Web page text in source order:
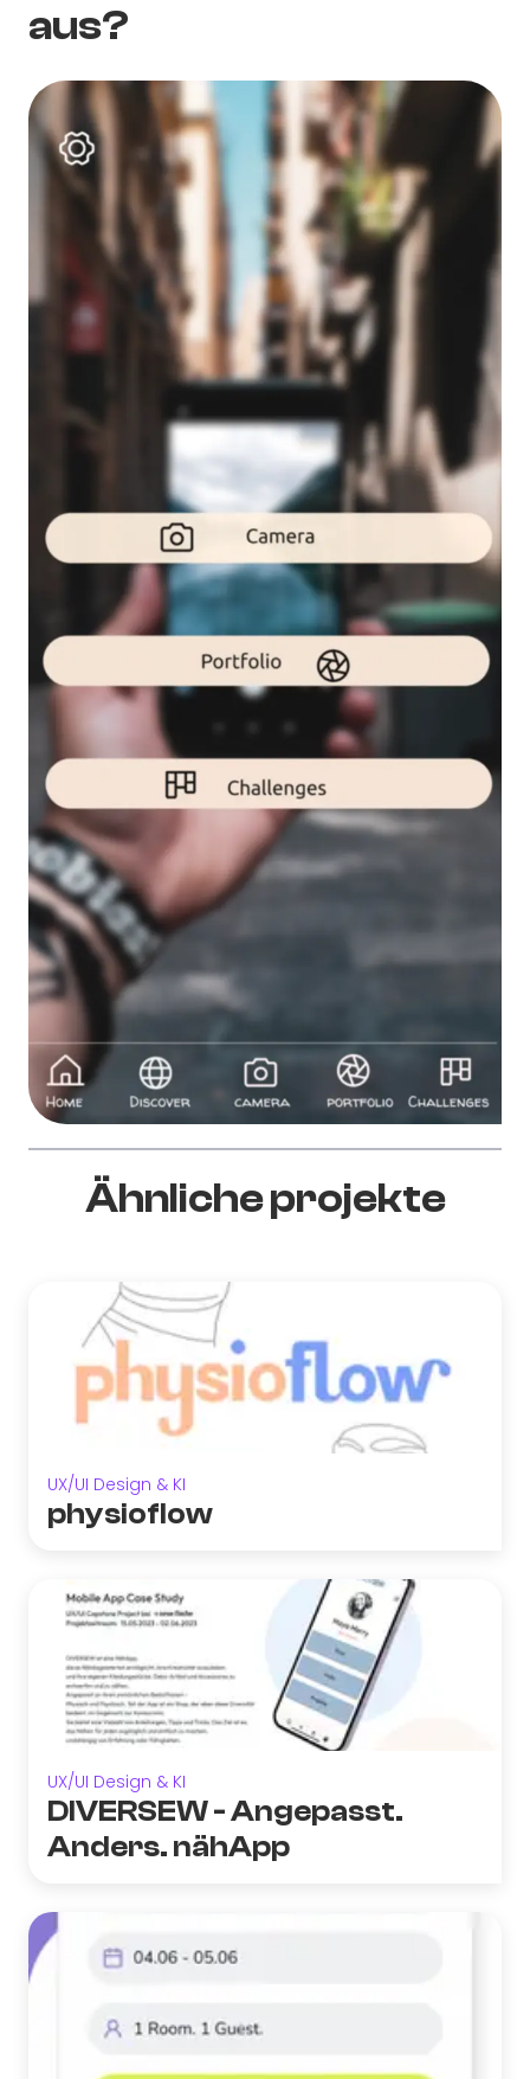
aus?
Ähnliche projekte
UX/UI Design & KI
physioflow
UX/UI Design & KI
DIVERSEW - Angepasst.
Anders. nähApp